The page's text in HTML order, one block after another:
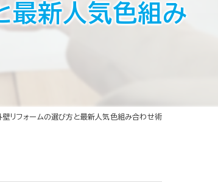
最新人気色組み
リフォームの選び方と最新人気色組み合わせ術